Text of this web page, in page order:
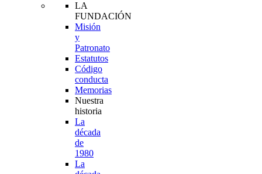
LA
FUNDACIÓN
Misión
y
Patronato
Estatutos
Código
conducta
Memorias
Nuestra
historia
La
década
de
1980
La